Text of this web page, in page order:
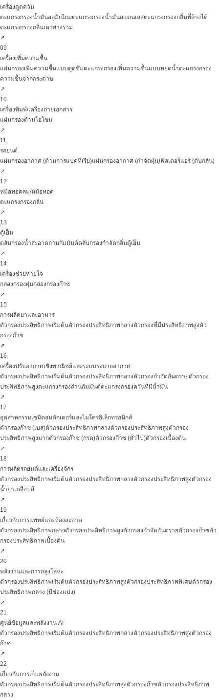
เครื่องดูดควัน
ตะแกรงกรองน้ำมันอลูมิเนียมตะแกรงกรองน้ำมันสแตนเลสตะแกรงกรองกลิ่นที่ล้างได้
ตะแกรงกรองกลิ่นเตาย่างรวม
↗
09
เครื่องเพิ่มความชื้น
แผ่นกรองเพิ่มความชื้นแบบดูดซึมตะแกรงกรองเพิ่มความชื้นแบบหยดน้ำตะแกรงกรอง
ความชื้นจากกระดาษ
↗
10
เครื่องพิมพ์/เครื่องถ่ายเอกสาร
แผ่นกรองต้านโอโซน
↗
11
รถยนต์
แผ่นกรองอากาศ (ต้านการแบคทีเรีย)แผ่นกรองอากาศ (กำจัดฝุ่น)ฟิลเตอร์แอร์ (ดับกลิ่น)
↗
12
หม้อทอดลม/หม้อทอด
ตะแกรงกรองกลิ่น
↗
13
ตู้เย็น
ตลับกรองน้ำสะอาดถ่านกัมมันต์ตลับกรองกำจัดกลิ่นตู้เย็น
↗
14
เครื่องช่วยหายใจ
กล่องกรองฝุ่นกล่องกรองก๊าซ
↗
15
การผลิตยาและอาหาร
ตัวกรองประสิทธิภาพเริ่มต้นตัวกรองประสิทธิภาพกลางตัวกรองที่มีประสิทธิภาพสูงตัว
กรองก๊าซ
↗
16
เครื่องปรับอากาศเชิงพาณิชย์และระบบระบายอากาศ
ตัวกรองประสิทธิภาพเริ่มต้นตัวกรองประสิทธิภาพกลางตัวกรองกำจัดอันตรายตัวกรอง
ประสิทธิภาพสูงตะแกรงกรองถ่านกัมมันต์ตะแกรงกรองควันที่มีน้ำมัน
↗
17
อุตสาหกรรมเซมิคอนดักเตอร์และไมโครอิเล็กทรอนิกส์
ตัวกรองก๊าซ (เบส)ตัวกรองประสิทธิภาพกลางตัวกรองประสิทธิภาพสูงตัวกรอง
ประสิทธิภาพสูงมากตัวกรองก๊าซ (กรด)ตัวกรองก๊าซ (ทั่วไป)ตัวกรองเบื้องต้น
↗
18
การผลิตรถยนต์และเครื่องจักร
ตัวกรองประสิทธิภาพเริ่มต้นตัวกรองประสิทธิภาพกลางตัวกรองประสิทธิภาพสูงตัวกรอง
น้ำยาเคลือบสี
↗
19
เกี่ยวกับการแพทย์และห้องสะอาด
ตัวกรองประสิทธิภาพกลางตัวกรองประสิทธิภาพสูงตัวกรองกำจัดอันตรายตัวกรองก๊าซตัว
กรองประสิทธิภาพเบื้องต้น
↗
20
พลังงานและการถลุงโลหะ
ตัวกรองประสิทธิภาพเริ่มต้นตัวกรองประสิทธิภาพสูงตัวกรองประสิทธิภาพพิเศษตัวกรอง
ประสิทธิภาพกลาง (มีช่องแบ่ง)
↗
21
ศูนย์ข้อมูลและพลังงาน AI
ตัวกรองประสิทธิภาพเริ่มต้นตัวกรองประสิทธิภาพกลางตัวกรองประสิทธิภาพสูงตัวกรอง
ก๊าซ
↗
22
เกี่ยวกับการเก็บพลังงาน
ตัวกรองประสิทธิภาพเริ่มต้นตัวกรองประสิทธิภาพสูงตัวกรองก๊าซตัวกรองประสิทธิภาพ
กลาง